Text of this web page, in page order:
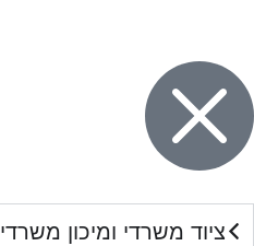
ציוד משרדי ומיכון משרדי